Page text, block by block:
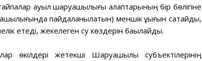
ауыл шаруашылығы алқаптарының бір бөлігіне
пайдаланылатын) меншік құқығын сақтайды,
етеді, жекелеген су көздерін бақылайды.
өкілдері жетекші Шаруашылық субъектілерінің